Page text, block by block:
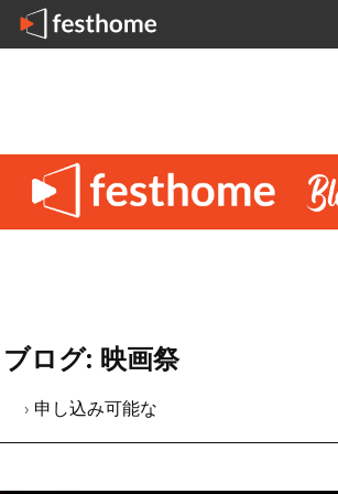
ブログ: 映画祭
› 申し込み可能な